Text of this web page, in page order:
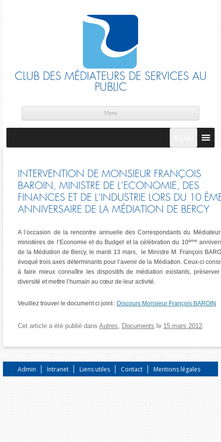
CLUB DES MÉDIATEURS DE SERVICES AU
PUBLIC
Menu
INTERVENTION DE MONSIEUR FRANÇOIS
BAROIN, MINISTRE DE L’ECONOMIE, DES
FINANCES ET DE L’INDUSTRIE LORS DU 10
ANNIVERSAIRE DE LA MÉDIATION DE BERCY
A l’occasion de la rencontre annuelle des Correspondants du
ministères de l’Economie et du Budget et la célébration du 10ème
de la Médiation de Bercy, le mardi 13 mars, le Ministre M. François
évoqué trois axes déterminants pour l’avenir de la Médiation. Ceux-ci
à faire mieux connaître les dispositifs de médiation existants,
diversité et mettre l’humain au cœur de leur activité.
Veuillez trouver le document ci joint : Discours Monsieur François BAROIN
Cet article a été publié dans Autres, Documents le 15 mars 2012.
Admin Intranet Liens utiles Contact Mentions légales